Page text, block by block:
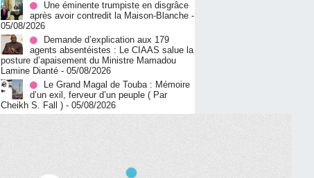
Une éminente trumpiste en disgrâce
après avoir contredit la Maison-Blanche -
05/08/2026
Demande d’explication aux 179
agents absentéistes : Le CIAAS salue la
posture d’apaisement du Ministre Mamadou
Lamine Dianté - 05/08/2026
Le Grand Magal de Touba : Mémoire
d’un exil, ferveur d’un peuple ( Par
Cheikh S. Fall ) - 05/08/2026